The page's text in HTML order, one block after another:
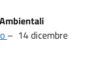
– 14 dicembre